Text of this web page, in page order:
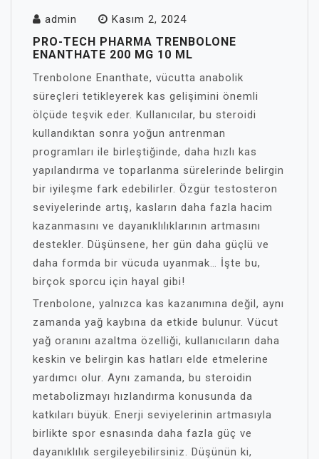
admin Kasım 2, 2024
PRO-TECH PHARMA TRENBOLONE
ENANTHATE 200 MG 10 ML
Trenbolone Enanthate, vücutta anabolik
süreçleri tetikleyerek kas gelişimini önemli
ölçüde teşvik eder. Kullanıcılar, bu steroidi
kullandıktan sonra yoğun antrenman
programları ile birleştiğinde, daha hızlı kas
yapılandırma ve toparlanma sürelerinde belirgin
bir iyileşme fark edebilirler. Özgür testosteron
seviyelerinde artış, kasların daha fazla hacim
kazanmasını ve dayanıklılıklarının artmasını
destekler. Düşünsene, her gün daha güçlü ve
daha formda bir vücuda uyanmak… İşte bu,
birçok sporcu için hayal gibi!
Trenbolone, yalnızca kas kazanımına değil, aynı
zamanda yağ kaybına da etkide bulunur. Vücut
yağ oranını azaltma özelliği, kullanıcıların daha
keskin ve belirgin kas hatları elde etmelerine
yardımcı olur. Aynı zamanda, bu steroidin
metabolizmayı hızlandırma konusunda da
katkıları büyük. Enerji seviyelerinin artmasıyla
birlikte spor esnasında daha fazla güç ve
dayanıklılık sergileyebilirsiniz. Düşünün ki,